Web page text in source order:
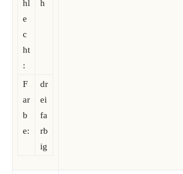
hl
e
c
ht
:
h
F
ar
b
e:
dr
ei
fa
rb
ig